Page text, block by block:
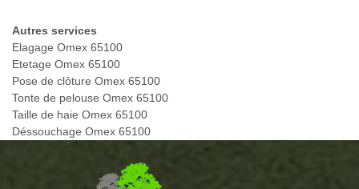
Autres services
Elagage Omex 65100
Etetage Omex 65100
Pose de clôture Omex 65100
Tonte de pelouse Omex 65100
Taille de haie Omex 65100
Déssouchage Omex 65100